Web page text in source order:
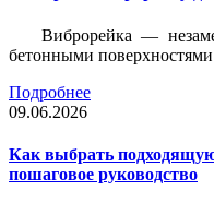
Виброрейка —
бетонными поверхностями
Подробнее
09.06.2026
Как выбрать
пошаговое руководство